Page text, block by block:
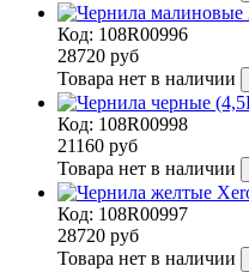
Код: 108R00996
28720 руб
Товара нет в наличии
Код: 108R00998
21160 руб
Товара нет в наличии
Код: 108R00997
28720 руб
Товара нет в наличии